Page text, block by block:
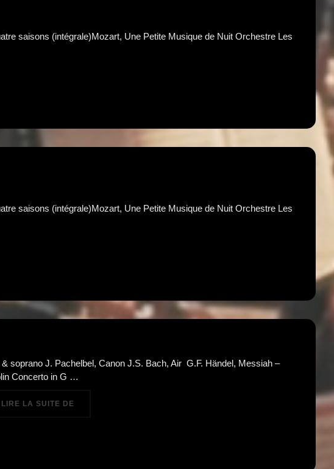
saisons (intégrale)Mozart, Une Petite Musique de Nuit Orchestre Les
saisons (intégrale)Mozart, Une Petite Musique de Nuit Orchestre Les
soprano J. Pachelbel, Canon J.S. Bach, Air G.F. Händel, Messiah –
Concerto in G …
LIRE LA SUITE DE